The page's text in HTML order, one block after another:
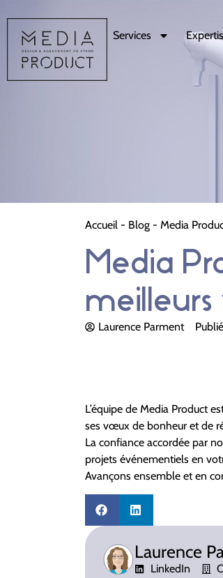
Services
Accueil - Blog - Media
Media
Laurence Parment
L’équipe de Media Product
ses vœux de bonheur et de
La confiance accordée par
projets événementiels en
Avançons ensemble et en
Laurence
LinkedIn